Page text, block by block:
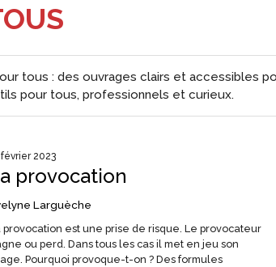
tous : des ouvrages clairs et accessibles
pour tous, professionnels et curieux.
février 2023
provocation
Larguèche
provocation est une prise de risque. Le provocateur
ou perd. Dans tous les cas il met en jeu son
Pourquoi provoque-t-on ? Des formules